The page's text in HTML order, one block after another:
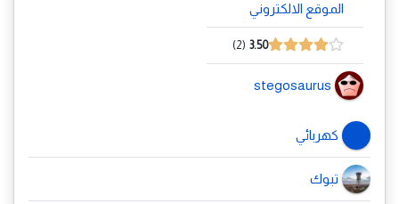
الموقع الالكتروني
3.50
2
stegosaurus
كهربائي
تبوك